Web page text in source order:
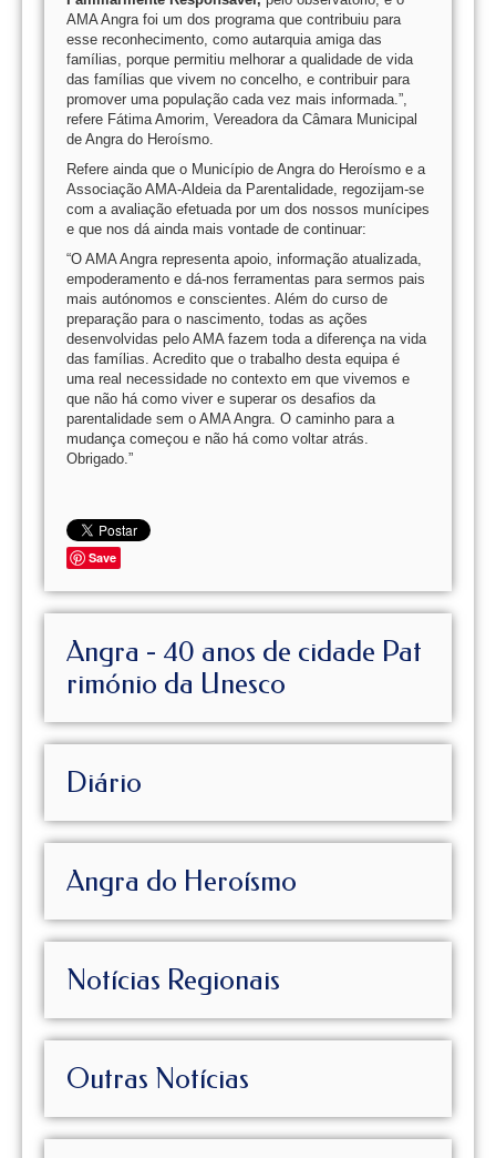
AMA Angra foi um dos programa que contribuiu para
esse reconhecimento, como autarquia amiga das
famílias, porque permitiu melhorar a qualidade de vida
das famílias que vivem no concelho, e contribuir para
promover uma população cada vez mais informada.”,
refere Fátima Amorim, Vereadora da Câmara Municipal
de Angra do Heroísmo.
Refere ainda que o Município de Angra do Heroísmo e a
Associação AMA-Aldeia da Parentalidade, regozijam-se
com a avaliação efetuada por um dos nossos munícipes
e que nos dá ainda mais vontade de continuar:
“O AMA Angra representa apoio, informação atualizada,
empoderamento e dá-nos ferramentas para sermos pais
mais autónomos e conscientes. Além do curso de
preparação para o nascimento, todas as ações
desenvolvidas pelo AMA fazem toda a diferença na vida
das famílias. Acredito que o trabalho desta equipa é
uma real necessidade no contexto em que vivemos e
que não há como viver e superar os desafios da
parentalidade sem o AMA Angra. O caminho para a
mudança começou e não há como voltar atrás.
Obrigado.”
Save
Angra - 40 anos de cidade Pat
rimónio da Unesco
Diário
Angra do Heroísmo
Notícias Regionais
Outras Notícias